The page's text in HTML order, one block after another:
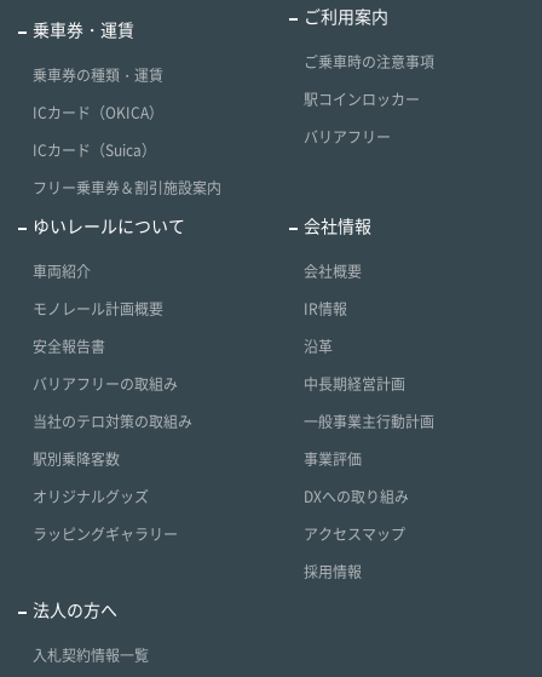
乗車券・運賃
乗車券の種類・運賃
ICカード（OKICA）
ICカード（Suica）
フリー乗車券＆割引施設案内
ご利用案内
ご乗車時の注意事項
駅コインロッカー
バリアフリー
ゆいレールについて
車両紹介
モノレール計画概要
安全報告書
バリアフリーの取組み
当社のテロ対策の取組み
駅別乗降客数
オリジナルグッズ
ラッピングギャラリー
会社情報
会社概要
IR情報
沿革
中長期経営計画
一般事業主行動計画
事業評価
DXへの取り組み
アクセスマップ
採用情報
法人の方へ
入札契約情報一覧